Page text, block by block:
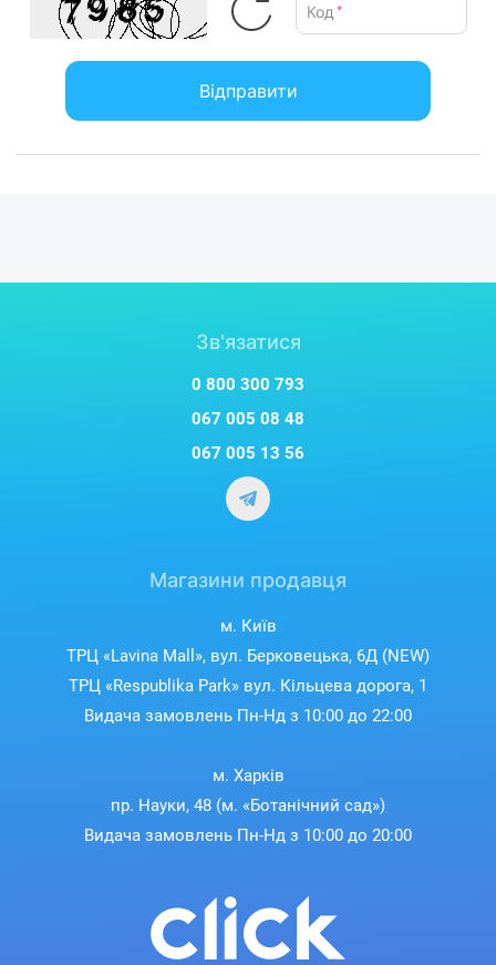
Код *
Відправити
Зв'язатися
0 800 300 793
067 005 08 48
067 005 13 56
Магазини продавця
м. Київ
ТРЦ «Lavina Mall», вул. Берковецька, 6Д (NEW)
ТРЦ «Respublika Park» вул. Кільцева дорога, 1
Видача замовлень Пн-Нд з 10:00 до 22:00
м. Харків
пр. Науки, 48 (м. «Ботанічний сад»)
Видача замовлень Пн-Нд з 10:00 до 20:00